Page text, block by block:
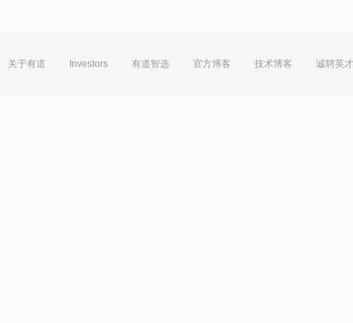
关于有道 Investors 有道智选 官方博客 技术博客 诚聘英才